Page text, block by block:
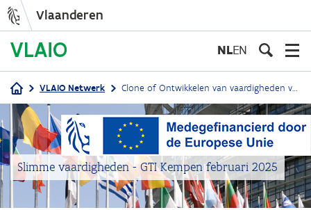
gaan
Vlaanderen
NLEN
Kruimelpad
VLAIO Netwerk Clone of Ontwikkelen van vaardigheden voor slimme specialisatie, industriële transitie en ondernemerschap - GTI Kempen
Slimme vaardigheden - GTI Kempen februari 2025